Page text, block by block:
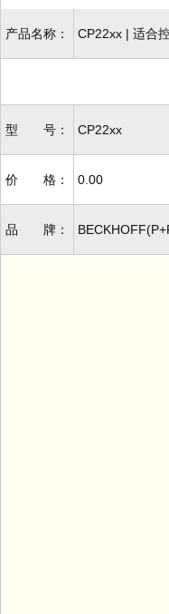
产品名称： CP22xx | 适合
型 号： CP22xx
价 格： 0.00
品 牌：